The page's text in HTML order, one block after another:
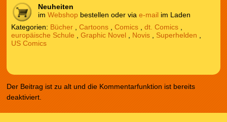
Neuheiten
im Webshop bestellen oder via e-mail im Laden
Kategorien: Bücher, Cartoons, Comics, dt. Comics,
europäische Schule
Graphic Novel Novis, Superhelden
US Comics
Der Beitrag ist zu alt und die Kommentarfunktion ist bereits
deaktiviert.